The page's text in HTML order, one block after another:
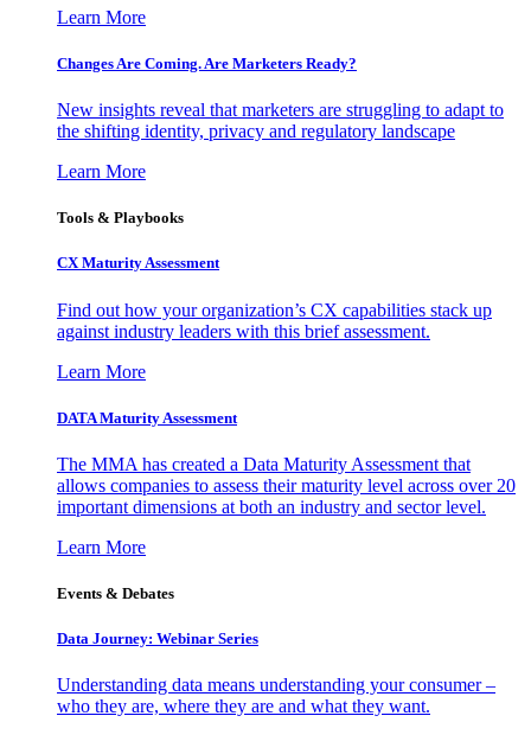
Learn More
Changes Are Coming. Are Marketers Ready?
New insights reveal that marketers are struggling to adapt to
the shifting identity, privacy and regulatory landscape
Learn More
Tools & Playbooks
CX Maturity Assessment
Find out how your organization’s CX capabilities stack up
against industry leaders with this brief assessment.
Learn More
DATA Maturity Assessment
The MMA has created a Data Maturity Assessment that
allows companies to assess their maturity level across over 20
important dimensions at both an industry and sector level.
Learn More
Events & Debates
Data Journey: Webinar Series
Understanding data means understanding your consumer –
who they are, where they are and what they want.